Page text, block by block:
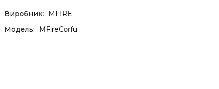
Виробник:
MFIRE
Модель:
MFireCorfu